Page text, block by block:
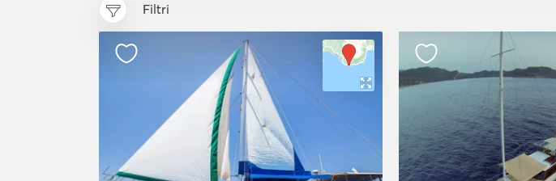
Filtri